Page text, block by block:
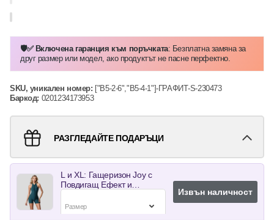
🛡️✅ Включена гаранция към поръчката: Безплатна замяна за
друг размер или модел, ако продуктът не пасне перфектно.
SKU, уникален номер: ["B5-2-6","B5-4-1"]-ГРАФИТ-S-230473
Баркод: 0201234173953
РАЗГЛЕДАЙТЕ ПОДАРЪЦИ
L и XL: Гащеризон Joy с
Повдигащ Ефект и
Bum, с подплънки - Зелен |
Strong x Feminine x Sexy
Извън наличност